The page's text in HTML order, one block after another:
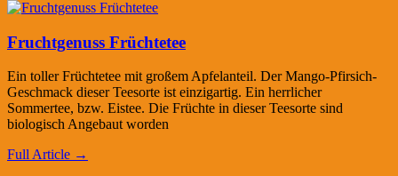
Fruchtgenuss Früchtetee
Ein toller Früchtetee mit großem Apfelanteil. Der Mango-Pfirsich-
Geschmack dieser Teesorte ist einzigartig. Ein herrlicher
Sommertee, bzw. Eistee. Die Früchte in dieser Teesorte sind
biologisch Angebaut worden
Full Article →